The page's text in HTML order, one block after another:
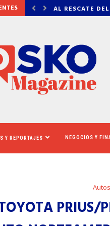
VADHIR
Y REPORTAJES NEGOCIOS Y
Autos
PRIUS/